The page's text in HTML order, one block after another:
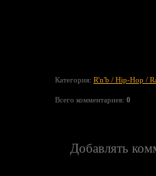
Категория: R'n'b / Hip-Hop /
Всего комментариев: 0
Добавлять